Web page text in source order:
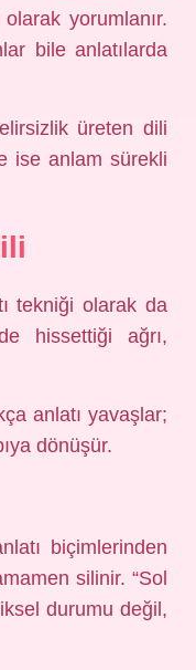
yorumlanır.
bile anlatılarda
üreten dili
ise anlam sürekli
tekniği olarak da
hissettiği ağrı,
anlatı yavaşlar;
dönüşür.
biçimlerinden
silinir. “Sol
durumu değil,